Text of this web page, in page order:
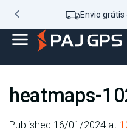
Envio
heatmaps-
Published 16/01/2024 at